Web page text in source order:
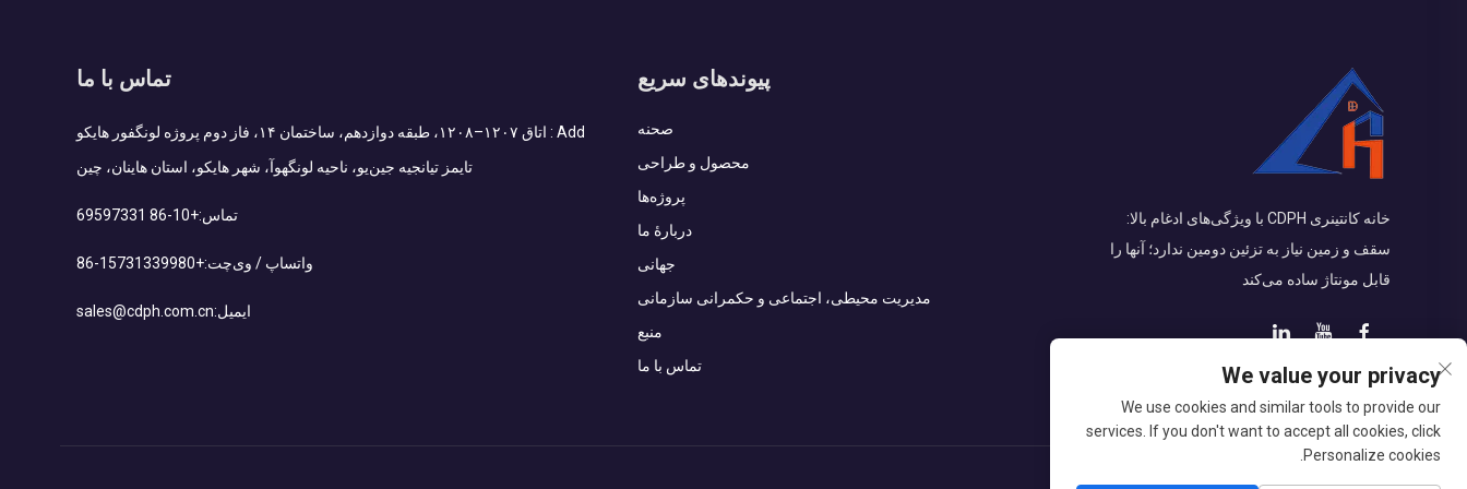
خانه کانتینری CDPH با ویژگی‌های ادغام بالا:
سقف و زمین نیاز به تزئین دومین ندارد؛ آنها را
قابل مونتاژ ساده می‌کند
پیوندهای سریع
صحنه
محصول و طراحی
پروژه‌ها
دربارهٔ ما
جهانی
مدیریت محیطی، اجتماعی و حکمرانی سازمانی
منبع
تماس با ما
تماس با ما
Add : اتاق ۱۲۰۷–۱۲۰۸، طبقه دوازدهم، ساختمان ۱۴، فاز دوم پروژه لونگفور هایکو
تایمز تیانجیه جین‌یو، ناحیه لونگهوآ، شهر هایکو، استان هاینان، چین
تماس:+86-10 69597331
واتساپ / وی‌چت:+86-15731339980
ایمیل:sales@cdph.com.cn
We value your privacy
We use cookies and similar tools to provide our
services. If you don't want to accept all cookies, click
Personalize cookies.